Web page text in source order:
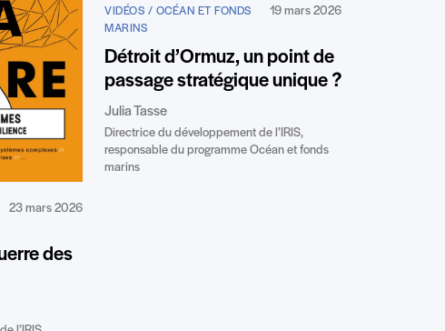
23 mars 2026
des
VIDÉOS / OCÉAN ET FONDS
MARINS
19 mars 2026
Détroit d’Ormuz, un point de
passage stratégique unique ?
Julia Tasse
Directrice du développement de l’IRIS,
responsable du programme Océan et fonds
marins